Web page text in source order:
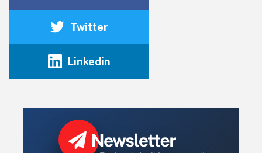
Twitter
Linkedin